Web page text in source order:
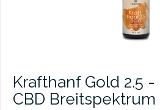
Krafthanf Gold 2.5
CBD